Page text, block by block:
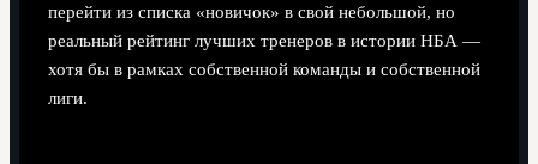
перейти из списка «новичок» в свой небольшой, но
реальный рейтинг лучших тренеров в истории НБА —
хотя бы в рамках собственной команды и собственной
лиги.